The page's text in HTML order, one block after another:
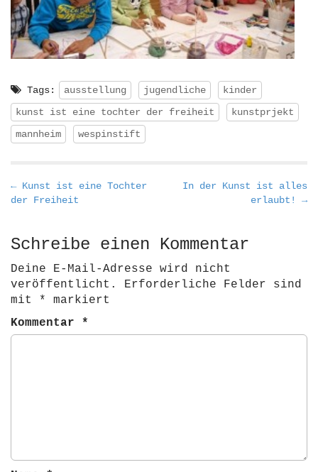
Tags: ausstellung jugendliche
kinder
kunst ist eine tochter der freiheit
kunstprjekt
mannheim
wespinstift
P
o
t
n
a
v
i
g
← Kunst ist eine Tochter
der Freiheit
In der Kunst ist alles
erlaubt! →
Schreibe einen Kommentar
Deine E-Mail-Adresse wird nicht
veröffentlicht.
Erforderliche Felder sind
mit
*
markiert
Kommentar *